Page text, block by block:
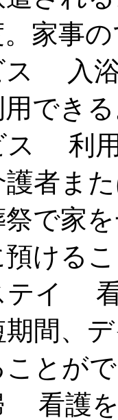
。家事
ス 入
用でき
ス 利用
護者ま
祭で家
預ける
テイ
間、
とが
看護を